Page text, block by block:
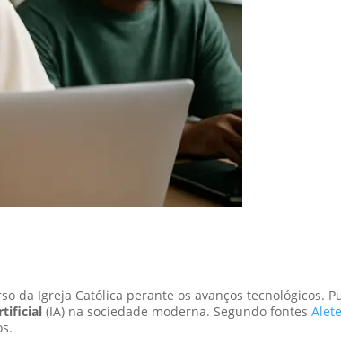
da Igreja Católica perante os avanços tecnológicos.
(IA) na sociedade moderna. Segundo fontes